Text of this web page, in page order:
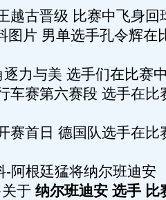
越古晋级 比赛中飞身回
图片 男单选手孔令辉在
力与美 选手们在比赛
车赛第六赛段 选手在比
赛首日 德国队选手在比
-阿根廷猛将纳尔班迪安
于 纳尔班迪安 选手 比